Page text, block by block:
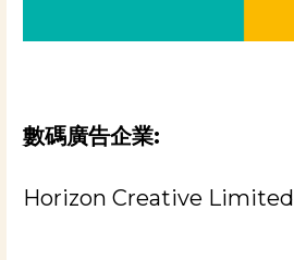
數碼廣告企業:
Horizon Creative Limited